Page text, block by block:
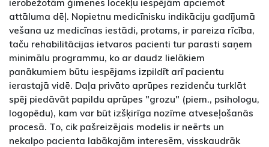
attāluma dēļ. Nopietnu medicīnisku indikāciju gadījumā
vešana uz medicīnas iestādi, protams, ir pareiza rīcība,
taču rehabilitācijas ietvaros pacienti tur parasti saņem
minimālu programmu, ko ar daudz lielākiem
panākumiem būtu iespējams izpildīt arī pacientu
ierastajā vidē. Daļa privāto aprūpes rezidenču turklāt
spēj piedāvāt papildu aprūpes "grozu" (piem., psihologu,
logopēdu), kam var būt izšķirīga nozīme atveseļošanās
procesā. To, cik pašreizējais modelis ir neērts un
nekalpo pacienta labākajām interesēm, visskaudrāk